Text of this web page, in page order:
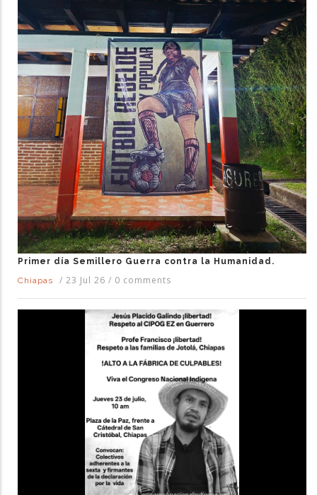
Primer día Semillero Guerra contra la Humanidad.
Chiapas
/ 23 Jul 26 / 0 comments